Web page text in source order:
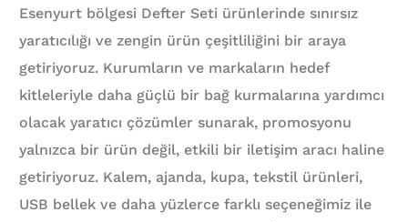
Esenyurt bölgesi Defter Seti ürünlerinde sınırsız
yaratıcılığı ve zengin ürün çeşitliliğini bir araya
getiriyoruz. Kurumların ve markaların hedef
kitleleriyle daha güçlü bir bağ kurmalarına yardımcı
olacak yaratıcı çözümler sunarak, promosyonu
yalnızca bir ürün değil, etkili bir iletişim aracı haline
getiriyoruz. Kalem, ajanda, kupa, tekstil ürünleri,
USB bellek ve daha yüzlerce farklı seçeneğimiz ile